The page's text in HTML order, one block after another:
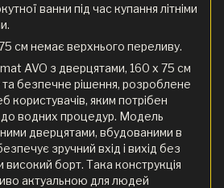
ванни під час купання літніми
см немає верхнього переливу.
AVO з дверцятами, 160 x 75 см
безпечне рішення, розроблене
користувачів, яким потрібен
водних процедур. Модель
дверцятами, вбудованими в
зручний вхід і вихід без
високий борт. Така конструкція
актуальною для людей